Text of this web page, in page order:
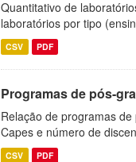
Quantitativo de
laboratórios por tipo
CSV PDF
Programas de pós-
Relação de programas
Capes e número de
CSV PDF